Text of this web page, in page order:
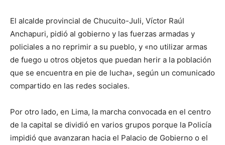
El alcalde provincial de Chucuito-Juli, Víctor Raúl
Anchapuri, pidió al gobierno y las fuerzas armadas y
policiales a no reprimir a su pueblo, y «no utilizar armas
de fuego u otros objetos que puedan herir a la población
que se encuentra en pie de lucha», según un comunicado
compartido en las redes sociales.
Por otro lado, en Lima, la marcha convocada en el centro
de la capital se dividió en varios grupos porque la Policía
impidió que avanzaran hacia el Palacio de Gobierno o el